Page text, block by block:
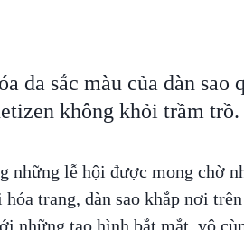
đa sắc màu của dàn sao
không khỏi trầm trồ.
những lễ hội được mong chờ
trang, dàn sao khắp nơi
những tạo hình bắt mắt, vô